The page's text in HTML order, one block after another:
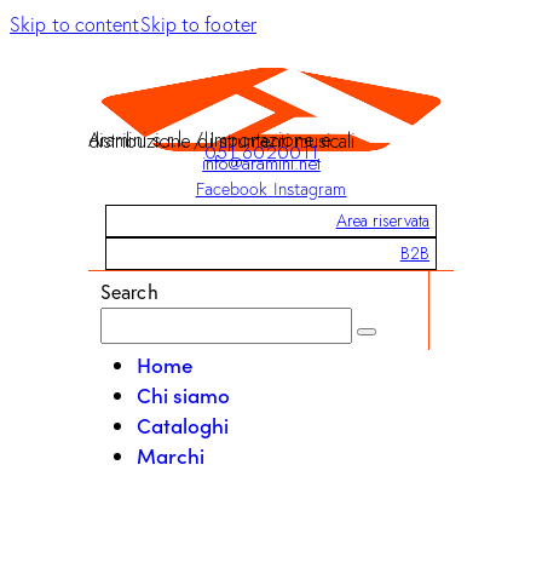
Skip to contentSkip to footer
Aramini s.r.l. / Importazione e distribuzione di strumenti musicali
051 6020011
info@aramini.net
Facebook Instagram
Area riservata
B2B
Search
Home
Chi siamo
Cataloghi
Marchi